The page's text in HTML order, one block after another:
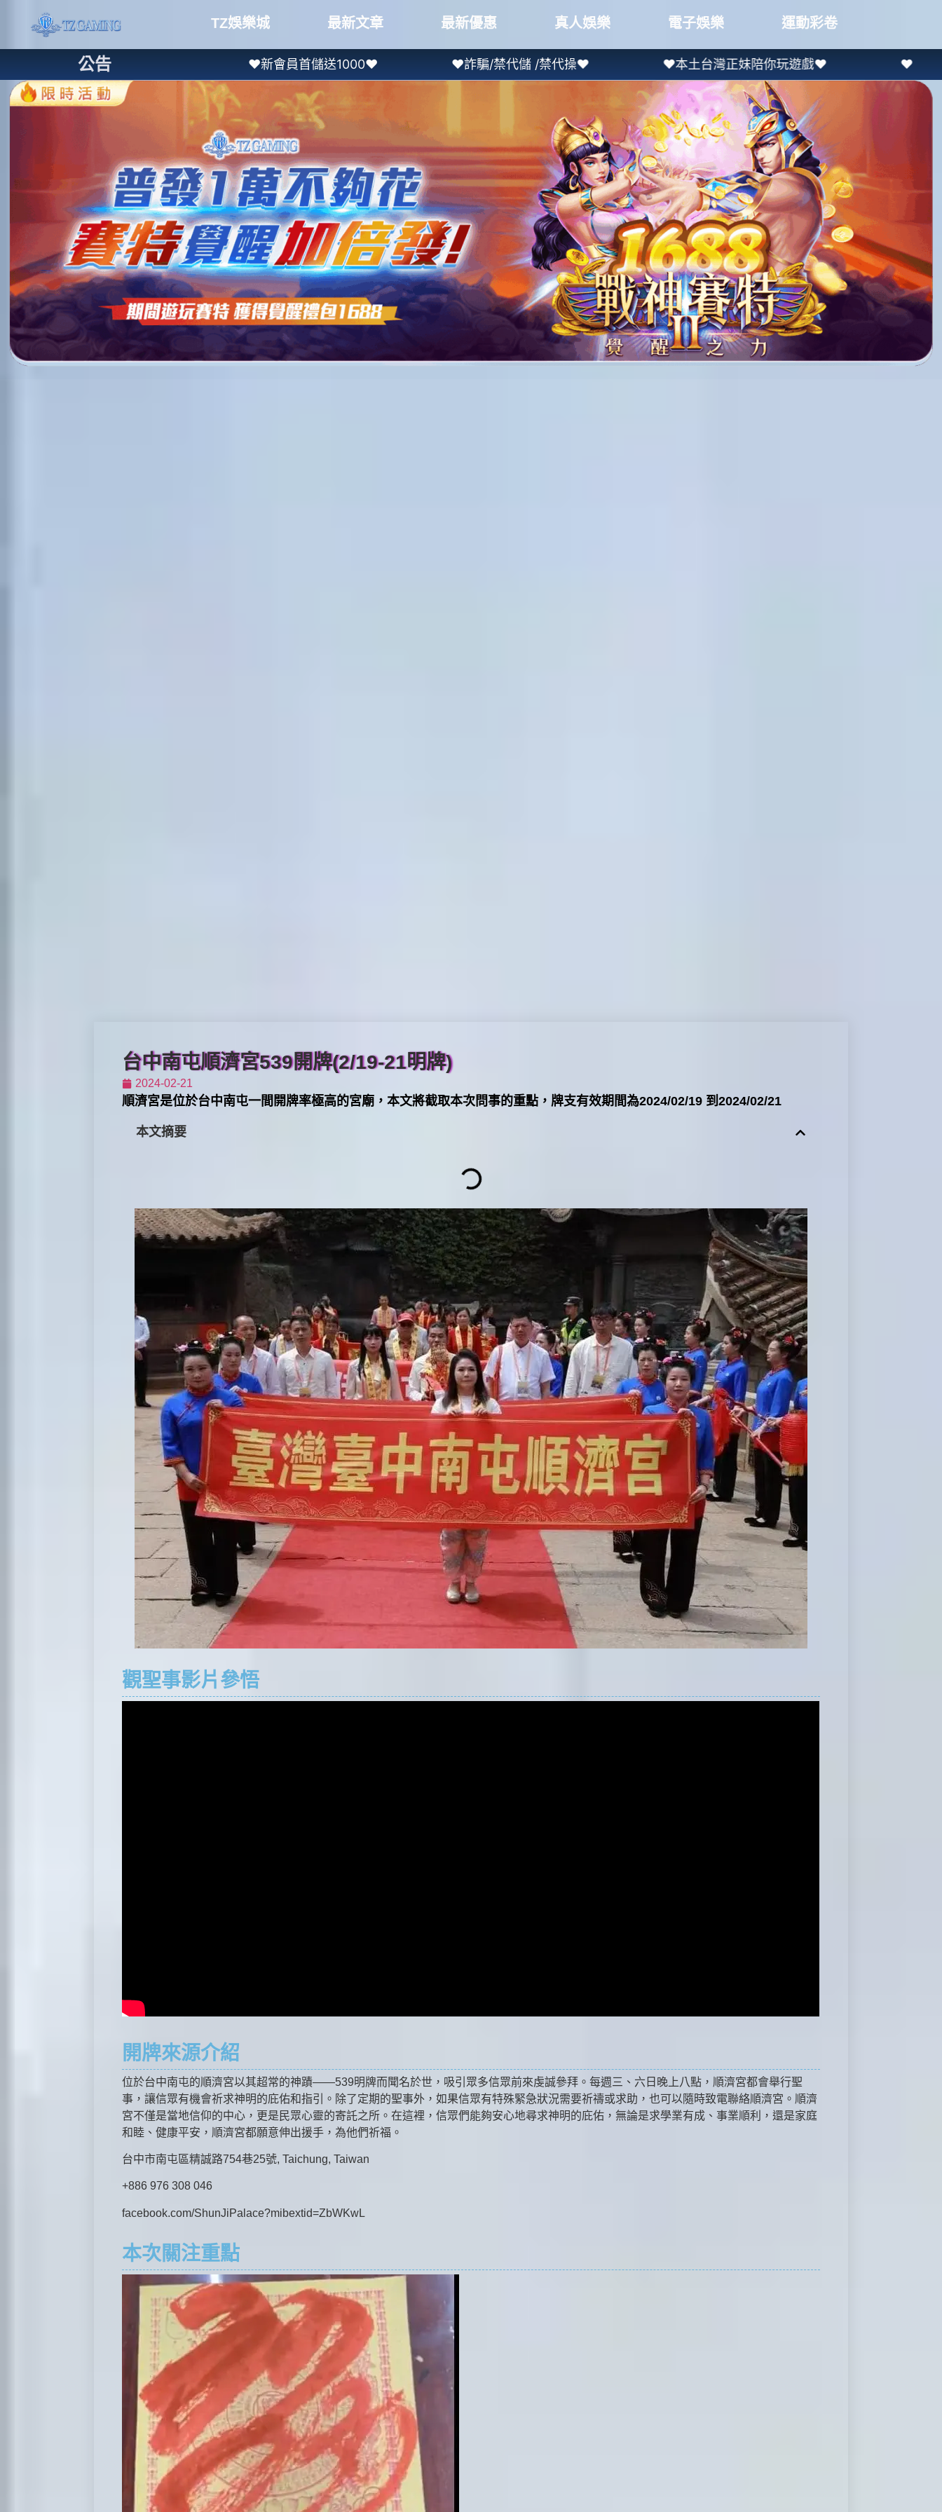
TZ娛樂城 最新文章 最新優惠 真人娛樂 電子娛樂 運動彩卷
公告 ❤新會員首儲送1000❤ ❤詐騙/禁代儲 /禁代操❤ ❤本土台灣正妹陪你玩遊戲❤ ❤老虎機進免轉最
台中南屯順濟宮539開牌(2/19-21明牌)
2024-02-21
順濟宮是位於台中南屯一間開牌率極高的宮廟，本文將截取本次問事的重點，牌支有效期間為2024/02/19 到2024/02/21
本文摘要
觀聖事影片參悟
開牌來源介紹
位於台中南屯的順濟宮以其超常的神蹟——539明牌而聞名於世，吸引眾多信眾前來虔誠參拜。每週三、六日晚上八點，順濟宮都會舉行聖
事，讓信眾有機會祈求神明的庇佑和指引。除了定期的聖事外，如果信眾有特殊緊急狀況需要祈禱或求助，也可以隨時致電聯絡順濟宮。順濟
宮不僅是當地信仰的中心，更是民眾心靈的寄託之所。在這裡，信眾們能夠安心地尋求神明的庇佑，無論是求學業有成、事業順利，還是家庭
和睦、健康平安，順濟宮都願意伸出援手，為他們祈福。
台中市南屯區精誠路754巷25號, Taichung, Taiwan
+886 976 308 046
facebook.com/ShunJiPalace?mibextid=ZbWKwL
本次關注重點